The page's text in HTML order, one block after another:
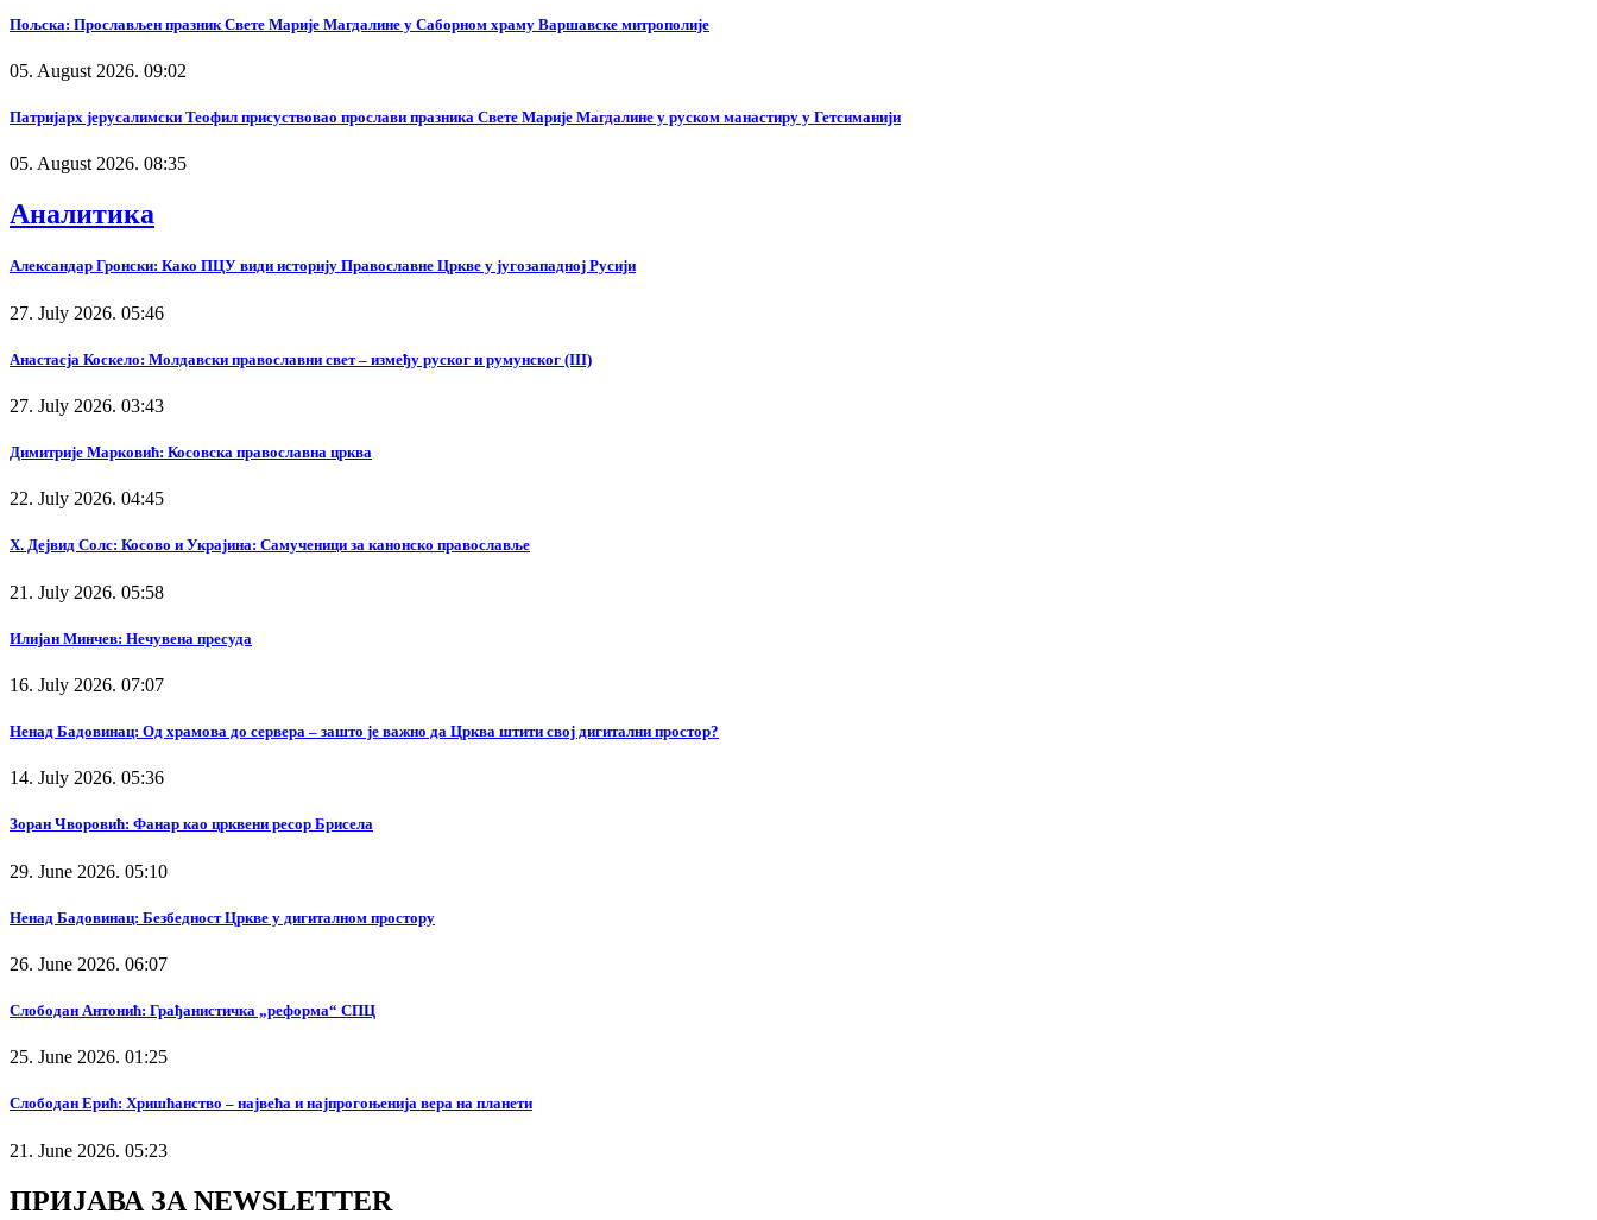
Пољска: Прослављен празник Свете Марије Магдалине у Саборном храму Варшавске митрополије
05. August 2026. 09:02
Патријарх јерусалимски Теофил присуствовао прослави празника Свете Марије Магдалине у руском манастиру у Гетсиманији
05. August 2026. 08:35
Аналитика
Александар Гронски: Како ПЦУ види историју Православне Цркве у југозападној Русији
27. July 2026. 05:46
Анастасја Коскело: Молдавски православни свет – између руског и румунског (III)
27. July 2026. 03:43
Димитрије Марковић: Косовска православна црква
22. July 2026. 04:45
Х. Дејвид Солс: Косово и Украјина: Самученици за канонско православље
21. July 2026. 05:58
Илијан Минчев: Нечувена пресуда
16. July 2026. 07:07
Ненад Бадовинац: Од храмова до сервера – зашто је важно да Црква штити свој дигитални простор?
14. July 2026. 05:36
Зоран Чворовић: Фанар као црквени ресор Брисела
29. June 2026. 05:10
Ненад Бадовинац: Безбедност Цркве у дигиталном простору
26. June 2026. 06:07
Слободан Антонић: Грађанистичка „реформа“ СПЦ
25. June 2026. 01:25
Слободан Ерић: Хришћанство – највећа и најпрогоњенија вера на планети
21. June 2026. 05:23
ПРИЈАВА ЗА NEWSLETTER